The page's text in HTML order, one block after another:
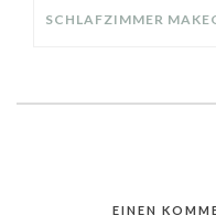
EINEN